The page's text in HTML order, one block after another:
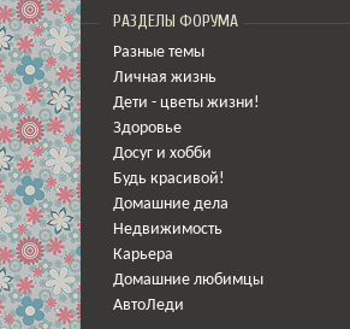
РАЗДЕЛЫ ФОРУМА
Разные темы
Личная жизнь
Дети - цветы жизни!
Здоровье
Досуг и хобби
Будь красивой!
Домашние дела
Недвижимость
Карьера
Домашние любимцы
АвтоЛеди